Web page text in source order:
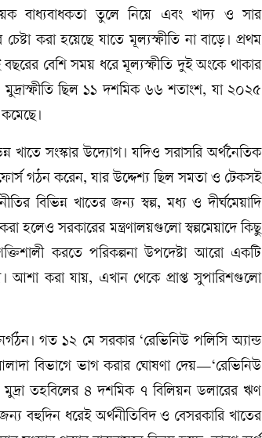
বাধ্যবাধকতা তুলে নিয়ে এবং খাদ্য ও সার
করা হয়েছে যাতে মূল্যস্ফীতি না বাড়ে। প্রথম
বেশি সময় ধরে মূল্যস্ফীতি দুই অংকে থাকার
ছিল ১১ দশমিক ৬৬ শতাংশ, যা ২০২৫
খাতে সংস্কার উদ্যোগ। যদিও সরাসরি অর্থনৈতিক
গঠন করেন, যার উদ্দেশ্য ছিল সমতা ও টেকসই
বিভিন্ন খাতের জন্য স্বল্প, মধ্য ও দীর্ঘমেয়াদি
হলেও সরকারের মন্ত্রণালয়গুলো স্বল্পমেয়াদে কিছু
করতে পরিকল্পনা উপদেষ্টা আরো একটি
আশা করা যায়, এখান থেকে প্রাপ্ত সুপারিশগুলো
গত ১২ মে সরকার ‘রেভিনিউ পলিসি অ্যান্ড
বিভাগে ভাগ করার ঘোষণা দেয়—‘রেভিনিউ
মুদ্রা তহবিলের ৪ দশমিক ৭ বিলিয়ন ডলারের ঋণ
বহুদিন ধরেই অর্থনীতিবিদ ও বেসরকারি খাতের